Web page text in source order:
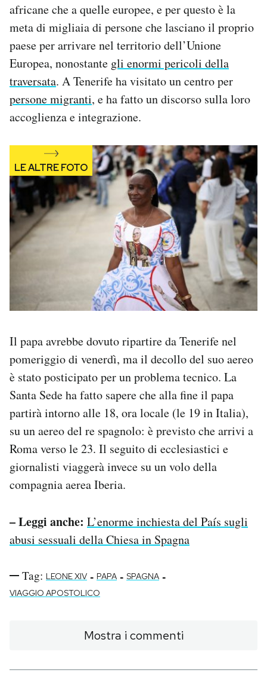
africane che a quelle europee, e per questo è la
meta di migliaia di persone che lasciano il proprio
paese per arrivare nel territorio dell’Unione
Europea, nonostante gli enormi pericoli della
traversata. A Tenerife ha visitato un centro per
persone migranti, e ha fatto un discorso sulla loro
accoglienza e integrazione.
Il papa avrebbe dovuto ripartire da Tenerife nel
pomeriggio di venerdì, ma il decollo del suo aereo
è stato posticipato per un problema tecnico. La
Santa Sede ha fatto sapere che alla fine il papa
partirà intorno alle 18, ora locale (le 19 in Italia),
su un aereo del re spagnolo: è previsto che arrivi a
Roma verso le 23. Il seguito di ecclesiastici e
giornalisti viaggerà invece su un volo della
compagnia aerea Iberia.
– Leggi anche: L’enorme inchiesta del País sugli
abusi sessuali della Chiesa in Spagna
Tag: LEONE XIV - PAPA - SPAGNA -
VIAGGIO APOSTOLICO
Mostra i commenti